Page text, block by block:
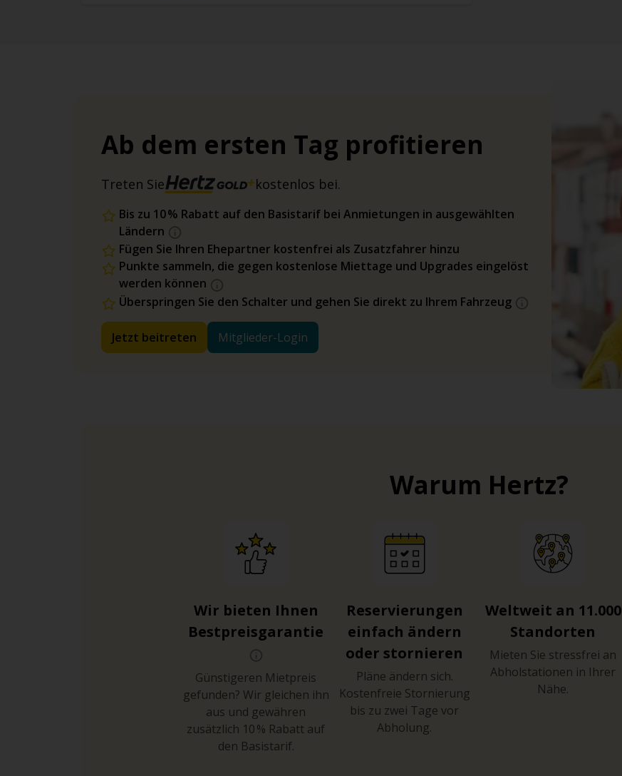
Ab dem ersten Tag profitieren
Treten Sie kostenlos bei.
Bis zu 10 % Rabatt auf den Basistarif bei Anmietungen in ausgewählten
Ländern
Fügen Sie Ihren Ehepartner kostenfrei als Zusatzfahrer hinzu
Punkte sammeln, die gegen kostenlose Miettage und Upgrades eingelöst
werden können
Überspringen Sie den Schalter und gehen Sie direkt zu Ihrem Fahrzeug
Jetzt beitreten Mitglieder-Login
Warum Hertz?
Wir bieten Ihnen
Bestpreisgarantie
Günstigeren Mietpreis
gefunden? Wir gleichen ihn
aus und gewähren
zusätzlich 10 % Rabatt auf
den Basistarif.
Reservierungen
einfach ändern
oder stornieren
Pläne ändern sich.
Kostenfreie Stornierung
bis zu zwei Tage vor
Abholung.
Weltweit an 11.000
Standorten
Mieten Sie stressfrei an
Abholstationen in Ihrer
Nähe.